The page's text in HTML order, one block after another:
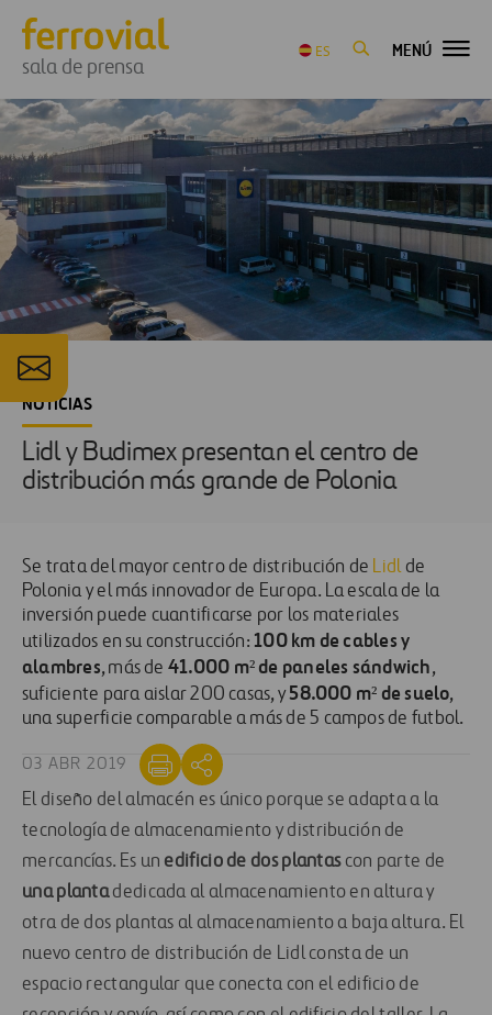
sala de prensa
ES MENÚ
NOTICIAS
Lidl y Budimex presentan el centro de
distribución más grande de Polonia
Se trata del mayor centro de distribución de Lidlde
Polonia y el más innovador de Europa. La escala de la
inversión puede cuantificarse por los materiales
utilizados en su construcción: 100 km de cables y
alambres, más de 41.000 m²de paneles sándwich,
suficiente para aislar 200 casas, y58.000 m² de suelo,
una superficie comparable a más de 5 campos de futbol.
03 ABR 2019
El diseño del almacén es único porque se adapta a la
tecnología de almacenamiento y distribución de
mercancías. Es un edificio de dos plantascon parte de
una plantadedicada al almacenamiento en altura y
otra de dos plantas al almacenamiento a baja altura. El
nuevo centro de distribución de Lidl consta de un
espacio rectangular que conecta con el edificio de